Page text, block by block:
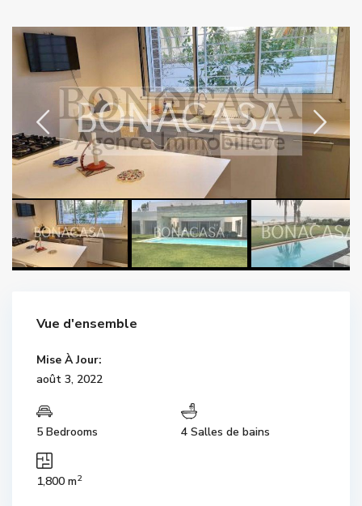
Vue d'ensemble
Mise À Jour:
août 3, 2022
5 Bedrooms 4 Salles de bains
1,800 m2